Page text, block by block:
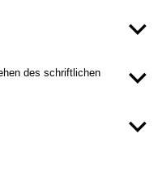
des schriftlichen